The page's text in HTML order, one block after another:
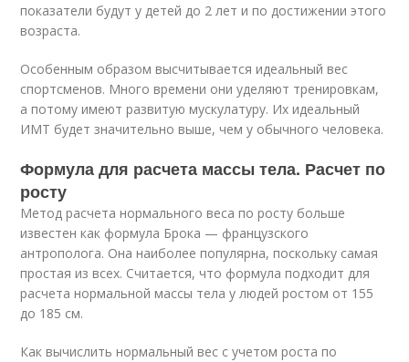
показатели будут у детей до 2 лет и по достижении этого
возраста.
Особенным образом высчитывается идеальный вес
спортсменов. Много времени они уделяют тренировкам,
а потому имеют развитую мускулатуру. Их идеальный
ИМТ будет значительно выше, чем у обычного человека.
Формула для расчета массы тела. Расчет по
росту
Метод расчета нормального веса по росту больше
известен как формула Брока — французского
антрополога. Она наиболее популярна, поскольку самая
простая из всех. Считается, что формула подходит для
расчета нормальной массы тела у людей ростом от 155
до 185 см.
Как вычислить нормальный вес с учетом роста по